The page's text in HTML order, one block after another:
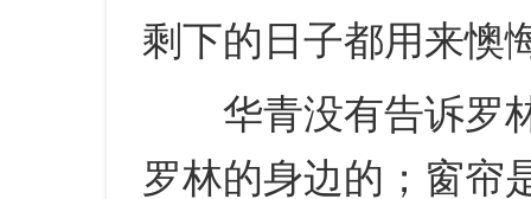
剩下的日子都用来懊
华青没有告诉罗林
罗林的身边的；窗帘